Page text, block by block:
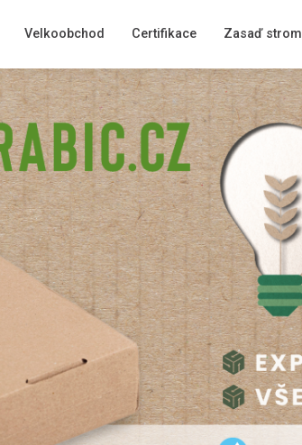
Velkoobchod Certifikace Zasaď strom